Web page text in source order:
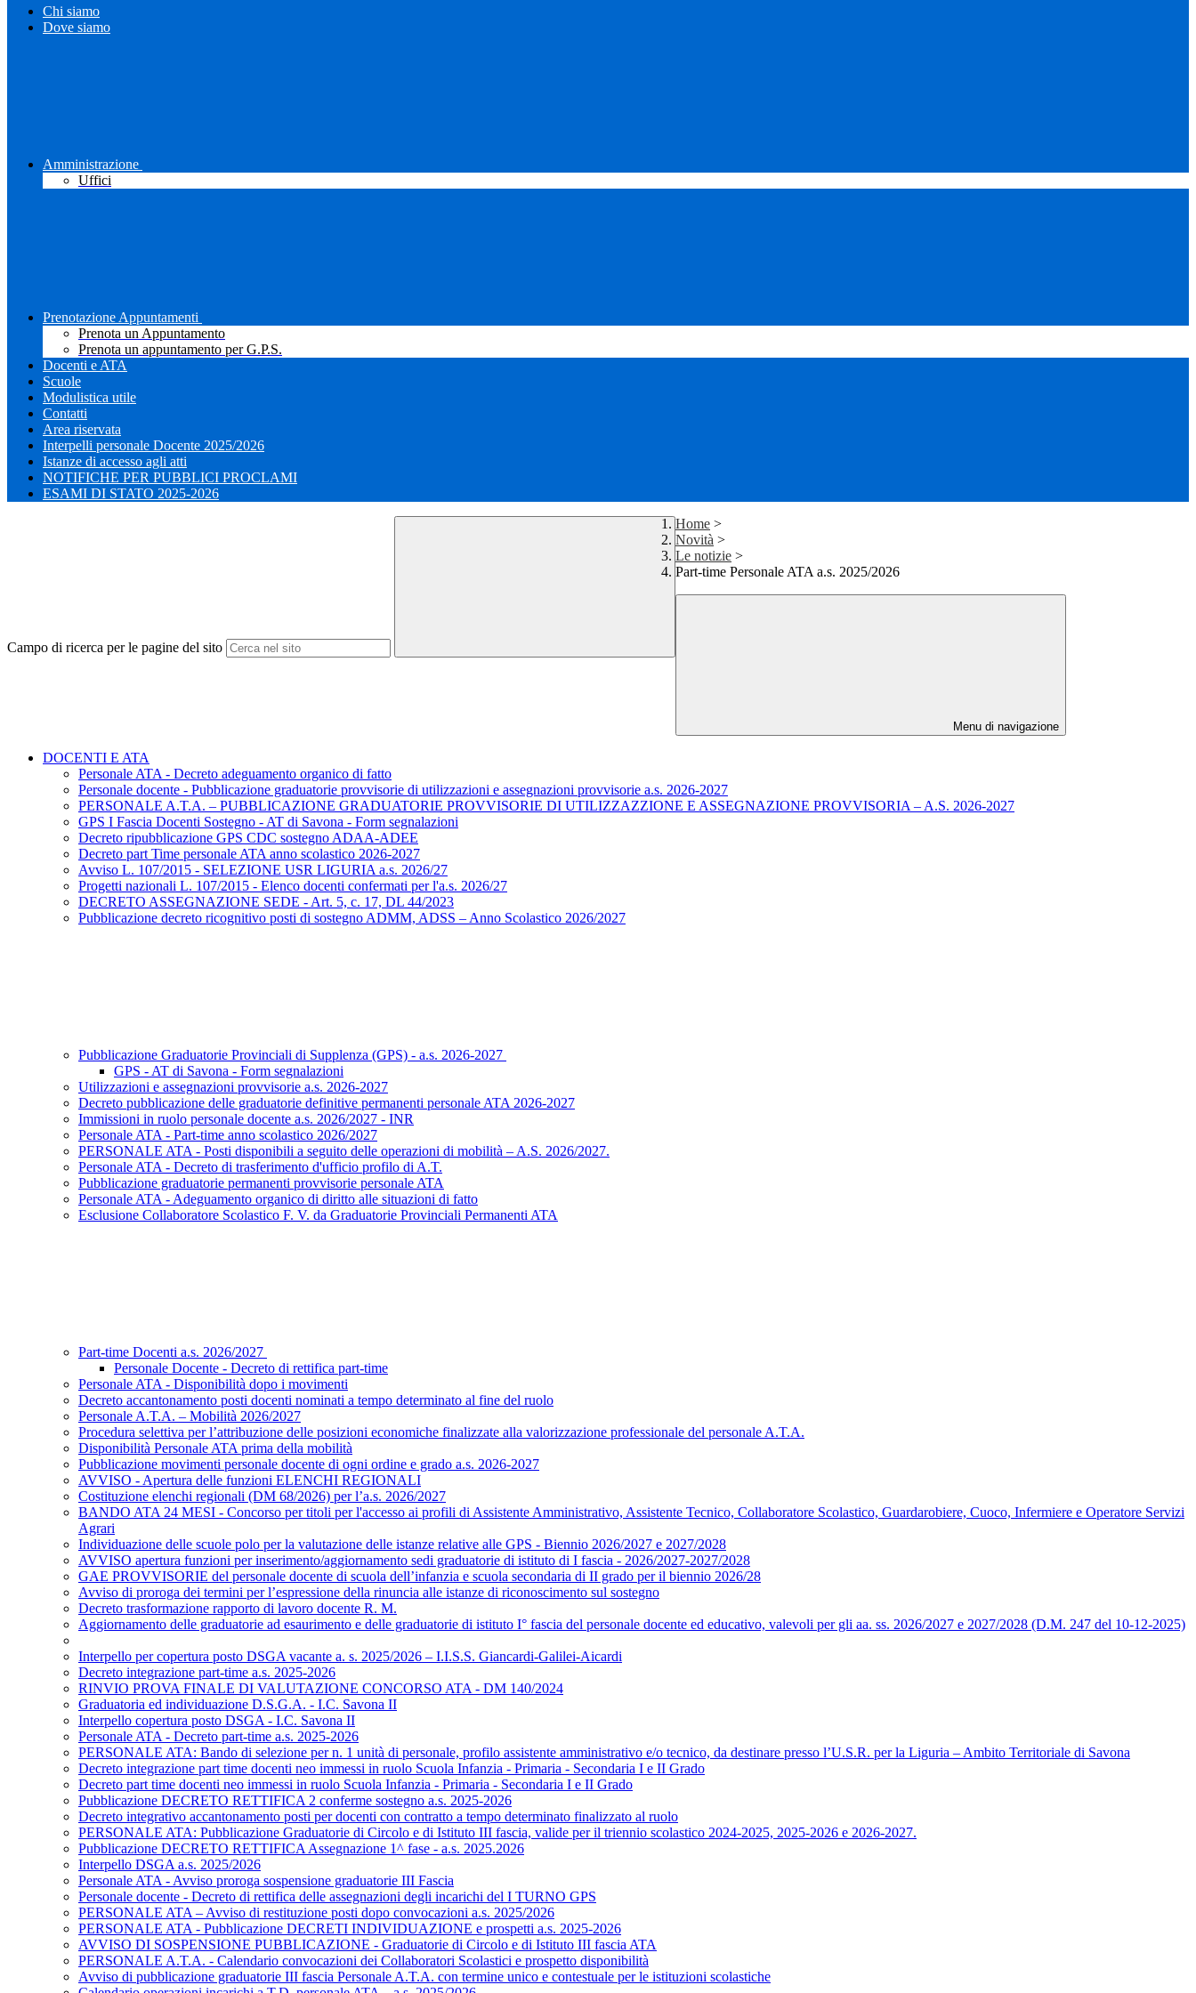
Chi siamo
Dove siamo
Amministrazione
Uffici
Prenotazione Appuntamenti
Prenota un Appuntamento
Prenota un appuntamento per G.P.S.
Docenti e ATA
Scuole
Modulistica utile
Contatti
Area riservata
Interpelli personale Docente 2025/2026
Istanze di accesso agli atti
NOTIFICHE PER PUBBLICI PROCLAMI
ESAMI DI STATO 2025-2026
Campo di ricerca per le pagine del sito
Home >
Novità >
Le notizie >
Part-time Personale ATA a.s. 2025/2026
Menu di navigazione
DOCENTI E ATA
Personale ATA - Decreto adeguamento organico di fatto
Personale docente - Pubblicazione graduatorie provvisorie di utilizzazioni e assegnazioni provvisorie a.s. 2026-2027
PERSONALE A.T.A. – PUBBLICAZIONE GRADUATORIE PROVVISORIE DI UTILIZZAZZIONE E ASSEGNAZIONE PROVVISORIA – A.S. 2026-2027
GPS I Fascia Docenti Sostegno - AT di Savona - Form segnalazioni
Decreto ripubblicazione GPS CDC sostegno ADAA-ADEE
Decreto part Time personale ATA anno scolastico 2026-2027
Avviso L. 107/2015 - SELEZIONE USR LIGURIA a.s. 2026/27
Progetti nazionali L. 107/2015 - Elenco docenti confermati per l'a.s. 2026/27
DECRETO ASSEGNAZIONE SEDE - Art. 5, c. 17, DL 44/2023
Pubblicazione decreto ricognitivo posti di sostegno ADMM, ADSS – Anno Scolastico 2026/2027
Pubblicazione Graduatorie Provinciali di Supplenza (GPS) - a.s. 2026-2027
GPS - AT di Savona - Form segnalazioni
Utilizzazioni e assegnazioni provvisorie a.s. 2026-2027
Decreto pubblicazione delle graduatorie definitive permanenti personale ATA 2026-2027
Immissioni in ruolo personale docente a.s. 2026/2027 - INR
Personale ATA - Part-time anno scolastico 2026/2027
PERSONALE ATA - Posti disponibili a seguito delle operazioni di mobilità – A.S. 2026/2027.
Personale ATA - Decreto di trasferimento d'ufficio profilo di A.T.
Pubblicazione graduatorie permanenti provvisorie personale ATA
Personale ATA - Adeguamento organico di diritto alle situazioni di fatto
Esclusione Collaboratore Scolastico F. V. da Graduatorie Provinciali Permanenti ATA
Part-time Docenti a.s. 2026/2027
Personale Docente - Decreto di rettifica part-time
Personale ATA - Disponibilità dopo i movimenti
Decreto accantonamento posti docenti nominati a tempo determinato al fine del ruolo
Personale A.T.A. – Mobilità 2026/2027
Procedura selettiva per l’attribuzione delle posizioni economiche finalizzate alla valorizzazione professionale del personale A.T.A.
Disponibilità Personale ATA prima della mobilità
Pubblicazione movimenti personale docente di ogni ordine e grado a.s. 2026-2027
AVVISO - Apertura delle funzioni ELENCHI REGIONALI
Costituzione elenchi regionali (DM 68/2026) per l’a.s. 2026/2027
BANDO ATA 24 MESI - Concorso per titoli per l'accesso ai profili di Assistente Amministrativo, Assistente Tecnico, Collaboratore Scolastico, Guardarobiere, Cuoco, Infermiere e Operatore Servizi
Agrari
Individuazione delle scuole polo per la valutazione delle istanze relative alle GPS - Biennio 2026/2027 e 2027/2028
AVVISO apertura funzioni per inserimento/aggiornamento sedi graduatorie di istituto di I fascia - 2026/2027-2027/2028
GAE PROVVISORIE del personale docente di scuola dell’infanzia e scuola secondaria di II grado per il biennio 2026/28
Avviso di proroga dei termini per l’espressione della rinuncia alle istanze di riconoscimento sul sostegno
Decreto trasformazione rapporto di lavoro docente R. M.
Aggiornamento delle graduatorie ad esaurimento e delle graduatorie di istituto I° fascia del personale docente ed educativo, valevoli per gli aa. ss. 2026/2027 e 2027/2028 (D.M. 247 del 10-12-2025)
Interpello per copertura posto DSGA vacante a. s. 2025/2026 – I.I.S.S. Giancardi-Galilei-Aicardi
Decreto integrazione part-time a.s. 2025-2026
RINVIO PROVA FINALE DI VALUTAZIONE CONCORSO ATA - DM 140/2024
Graduatoria ed individuazione D.S.G.A. - I.C. Savona II
Interpello copertura posto DSGA - I.C. Savona II
Personale ATA - Decreto part-time a.s. 2025-2026
PERSONALE ATA: Bando di selezione per n. 1 unità di personale, profilo assistente amministrativo e/o tecnico, da destinare presso l’U.S.R. per la Liguria – Ambito Territoriale di Savona
Decreto integrazione part time docenti neo immessi in ruolo Scuola Infanzia - Primaria - Secondaria I e II Grado
Decreto part time docenti neo immessi in ruolo Scuola Infanzia - Primaria - Secondaria I e II Grado
Pubblicazione DECRETO RETTIFICA 2 conferme sostegno a.s. 2025-2026
Decreto integrativo accantonamento posti per docenti con contratto a tempo determinato finalizzato al ruolo
PERSONALE ATA: Pubblicazione Graduatorie di Circolo e di Istituto III fascia, valide per il triennio scolastico 2024-2025, 2025-2026 e 2026-2027.
Pubblicazione DECRETO RETTIFICA Assegnazione 1^ fase - a.s. 2025.2026
Interpello DSGA a.s. 2025/2026
Personale ATA - Avviso proroga sospensione graduatorie III Fascia
Personale docente - Decreto di rettifica delle assegnazioni degli incarichi del I TURNO GPS
PERSONALE ATA – Avviso di restituzione posti dopo convocazioni a.s. 2025/2026
PERSONALE ATA - Pubblicazione DECRETI INDIVIDUAZIONE e prospetti a.s. 2025-2026
AVVISO DI SOSPENSIONE PUBBLICAZIONE - Graduatorie di Circolo e di Istituto III fascia ATA
PERSONALE A.T.A. - Calendario convocazioni dei Collaboratori Scolastici e prospetto disponibilità
Avviso di pubblicazione graduatorie III fascia Personale A.T.A. con termine unico e contestuale per le istituzioni scolastiche